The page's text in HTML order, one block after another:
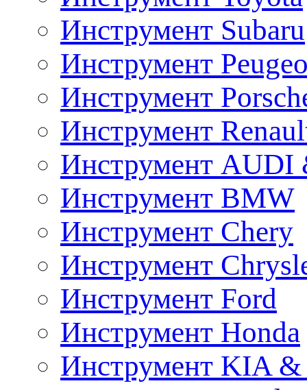
Инструмент Subaru
Инструмент
Инструмент
Инструмент
Инструмент AUDI
Инструмент BMW
Инструмент Chery
Инструмент
Инструмент Ford
Инструмент Honda
Инструмент KIA